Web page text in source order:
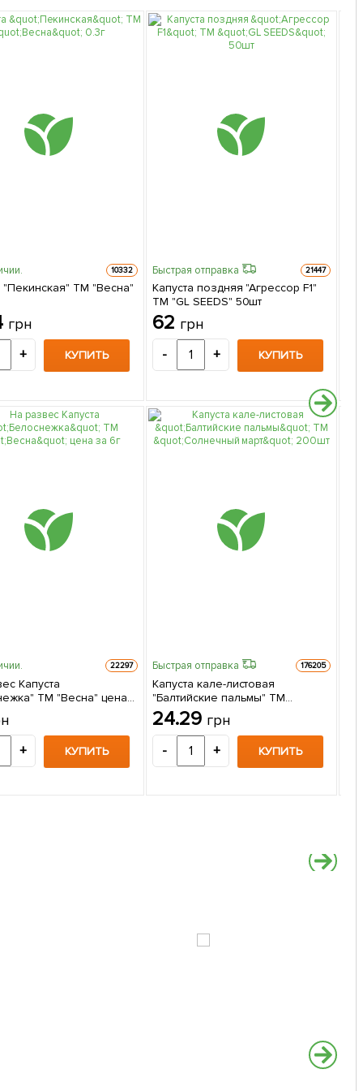
10332
"Пекинская" ТМ "Весна"
грн
+ КУПИТЬ
Быстрая отправка 21447
Капуста поздняя "Агрессор F1"
ТМ "GL SEEDS" 50шт
62 грн
- + КУПИТЬ
22297
Капуста
ТМ "Весна" цена
+ КУПИТЬ
Быстрая отправка 176205
Капуста кале-листовая
"Балтийские пальмы" ТМ
"Солнечный март" 200шт
24.29 грн
- + КУПИТЬ